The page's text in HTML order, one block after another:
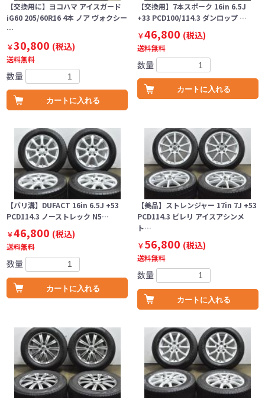
【交換用に】ヨコハマ アイスガード
iG60 205/60R16 4本 ノア ヴォクシー
…
￥30,800 (税込)
送料無料
数量
カートに入れる
【交換用】7本スポーク 16in 6.5J
+33 PCD100/114.3 ダンロップ …
￥46,800 (税込)
送料無料
数量
カートに入れる
【バリ溝】DUFACT 16in 6.5J +53
PCD114.3 ノーストレック N5…
￥46,800 (税込)
送料無料
数量
カートに入れる
【美品】ストレンジャー 17in 7J +53
PCD114.3 ピレリ アイスアシンメ
ト…
￥56,800 (税込)
送料無料
数量
カートに入れる